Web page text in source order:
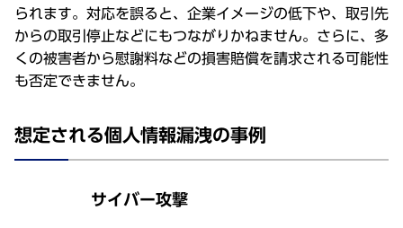
られます。対応を誤ると、企業イメージの低下や、取引先
からの取引停止などにもつながりかねません。さらに、多
くの被害者から慰謝料などの損害賠償を請求される可能性
も否定できません。
想定される個人情報漏洩の事例
サイバー攻撃